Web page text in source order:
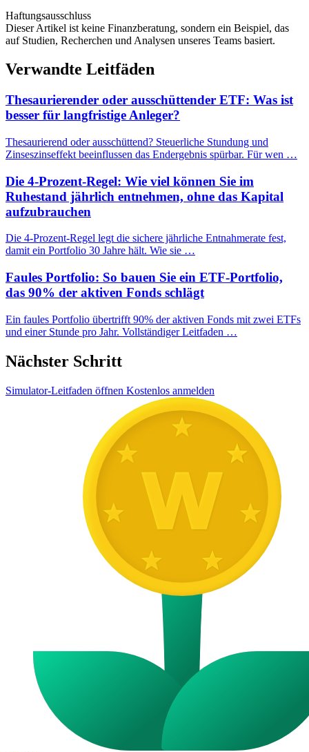
Haftungsausschluss
Dieser Artikel ist keine Finanzberatung, sondern ein Beispiel, das
auf Studien, Recherchen und Analysen unseres Teams basiert.
Verwandte Leitfäden
Thesaurierender oder ausschüttender ETF: Was ist
besser für langfristige Anleger?
Thesaurierend oder ausschüttend? Steuerliche Stundung und
Zinseszinseffekt beeinflussen das Endergebnis spürbar. Für wen …
Die 4-Prozent-Regel: Wie viel können Sie im
Ruhestand jährlich entnehmen, ohne das Kapital
aufzubrauchen
Die 4-Prozent-Regel legt die sichere jährliche Entnahmerate fest,
damit ein Portfolio 30 Jahre hält. Wie sie …
Faules Portfolio: So bauen Sie ein ETF-Portfolio,
das 90% der aktiven Fonds schlägt
Ein faules Portfolio übertrifft 90% der aktiven Fonds mit zwei ETFs
und einer Stunde pro Jahr. Vollständiger Leitfaden …
Nächster Schritt
Simulator-Leitfaden öffnen Kostenlos anmelden